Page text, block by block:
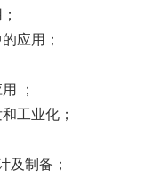
应用；
；
工业化；
及制备；